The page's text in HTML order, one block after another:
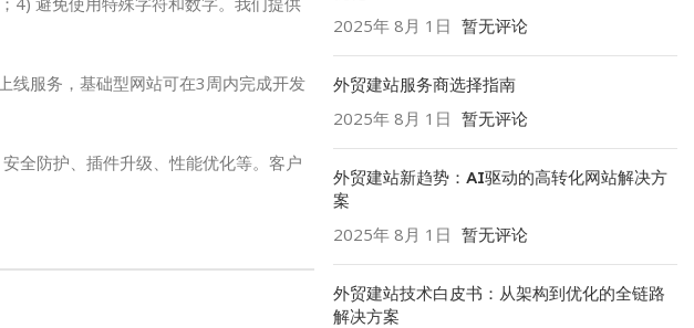
线服务，基础型网站可在3周内完成开发
全防护、插件升级、性能优化等。客户
2025年 8月 1日 暂无评论
外贸建站服务商选择指南
2025年 8月 1日 暂无评论
外贸建站新趋势：AI驱动的高转化网站解决方
案
2025年 8月 1日 暂无评论
外贸建站技术白皮书：从架构到优化的全链路
解决方案